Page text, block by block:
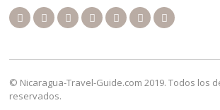
© Nicaragua-Travel-Guide.com 2019. Todos los
reservados.